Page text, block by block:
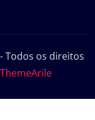
Todos os direitos
ThemeArile